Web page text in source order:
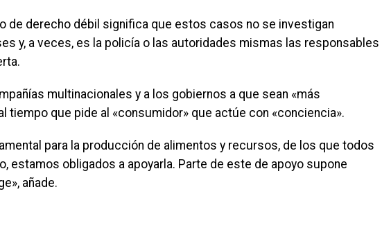
de derecho débil significa que estos casos no se investigan
y, a veces, es la policía o las autoridades mismas las responsables
multinacionales y a los gobiernos a que sean «más
tiempo que pide al «consumidor» que actúe con «conciencia».
para la producción de alimentos y recursos, de los que todos
estamos obligados a apoyarla. Parte de este de apoyo supone
añade.